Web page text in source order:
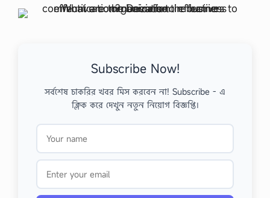
Subscribe Now!
সর্বশেষ চাকরির খবর মিস করবেন না! Subscribe - এ
ক্লিক করে দেখুন নতুন নিয়োগ বিজ্ঞপ্তি।